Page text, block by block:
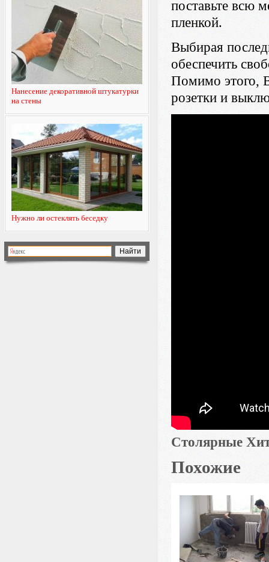
Нанесение декоративной штукатурки
на стены
Нужно ли остеклять беседку
поставьте всю
пленкой.
Выбирая
обеспечить
Помимо этого,
розетки и
Столярные
Похожие